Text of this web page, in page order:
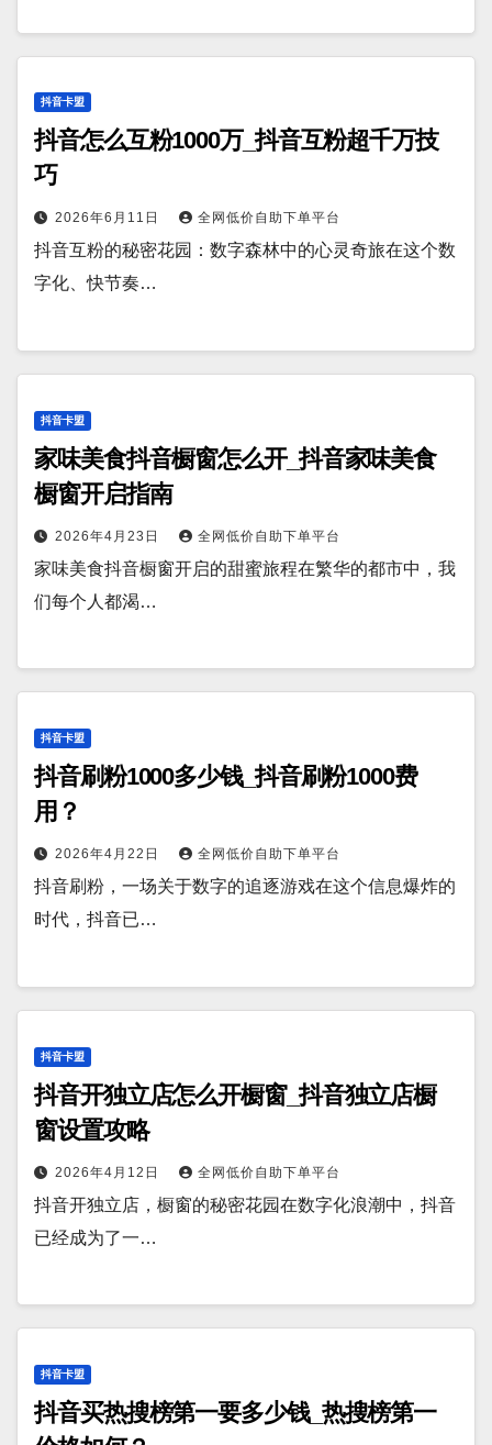
抖音卡盟
抖音怎么互粉1000万_抖音互粉超千万技
巧
2026年6月11日 全网低价自助下单平台
抖音互粉的秘密花园：数字森林中的心灵奇旅在这个数
字化、快节奏…
抖音卡盟
家味美食抖音橱窗怎么开_抖音家味美食
橱窗开启指南
2026年4月23日 全网低价自助下单平台
家味美食抖音橱窗开启的甜蜜旅程在繁华的都市中，我
们每个人都渴…
抖音卡盟
抖音刷粉1000多少钱_抖音刷粉1000费
用？
2026年4月22日 全网低价自助下单平台
抖音刷粉，一场关于数字的追逐游戏在这个信息爆炸的
时代，抖音已…
抖音卡盟
抖音开独立店怎么开橱窗_抖音独立店橱
窗设置攻略
2026年4月12日 全网低价自助下单平台
抖音开独立店，橱窗的秘密花园在数字化浪潮中，抖音
已经成为了一…
抖音卡盟
抖音买热搜榜第一要多少钱_热搜榜第一